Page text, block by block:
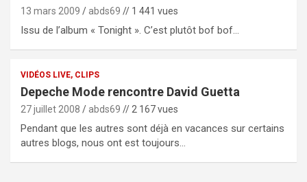
13 mars 2009 abds69 // 1 441 vues
Issu de l’album « Tonight ». C’est plutôt bof bof…
VIDÉOS LIVE, CLIPS
Depeche Mode rencontre David Guetta
27 juillet 2008 abds69 // 2 167 vues
Pendant que les autres sont déjà en vacances sur certains
autres blogs, nous ont est toujours…